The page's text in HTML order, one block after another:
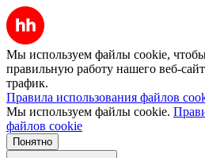
Мы используем файлы cookie, чтобы
правильную работу нашего веб-
трафик.
Правила использования файлов
Мы используем файлы cookie.
файлов cookie
Понятно